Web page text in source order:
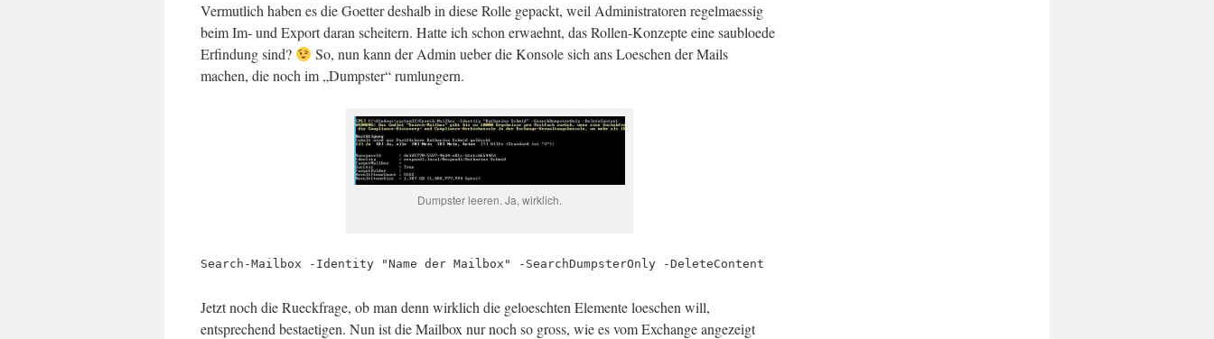
Vermutlich haben es die Goetter deshalb in diese Rolle gepackt, weil Administratoren regelmaessig
beim Im- und Export daran scheitern. Hatte ich schon erwaehnt, das Rollen-Konzepte eine saubloede
Erfindung sind?
So, nun kann der Admin ueber die Konsole sich ans Loeschen der Mails
machen, die noch im „Dumpster“ rumlungern.
Dumpster leeren. Ja, wirklich.
Search-Mailbox -Identity "Name der Mailbox" -SearchDumpsterOnly -DeleteContent
Jetzt noch die Rueckfrage, ob man denn wirklich die geloeschten Elemente loeschen will,
entsprechend bestaetigen. Nun ist die Mailbox nur noch so gross, wie es vom Exchange angezeigt